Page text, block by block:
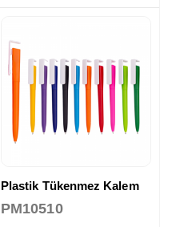
Plastik Tükenmez Kalem
PM10510